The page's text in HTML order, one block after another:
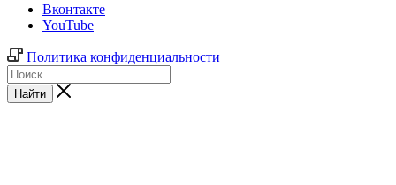
Вконтакте
YouTube
Политика конфиденциальности
Найти